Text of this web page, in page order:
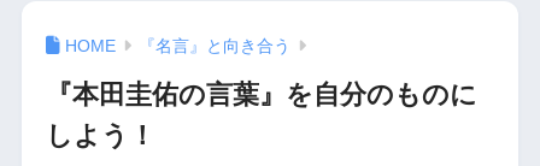
『名言』と向き合う
『本田圭佑の言葉』を自分のものに
しよう！